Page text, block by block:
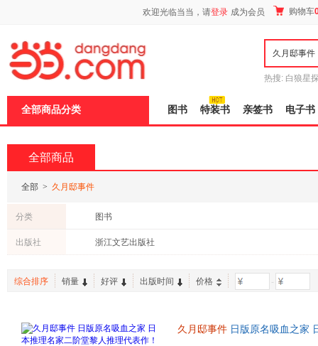
欢迎光临当当，请登录 成为会员 购物车
热搜: 白狼星
全部商品分类 图书 特装书 亲签书 电子书
全部商品
全部 > 久月邸事件
分类 图书
出版社 浙江文艺出版社
综合排序 销量 好评 出版时间 价格 -
久月邸事件 日版原名吸血之家
页
加